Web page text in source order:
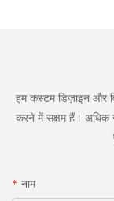
हम कस्टम डिज़ाइन और
करने में सक्षम हैं। अधिक
नाम